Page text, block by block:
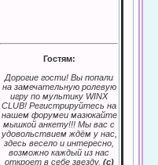
Гостям:
Дорогие гости! Вы попали
на замечательную ролевую
игру по мультику WINX
CLUB! Регистрируйтесь на
нашем форумеи мазюкайте
мышкой анкету!!! Мы вас с
удовольствием ждём у нас,
здесь весело и интересно,
возможно каждый из нас
откроет в себе звезду. (с)